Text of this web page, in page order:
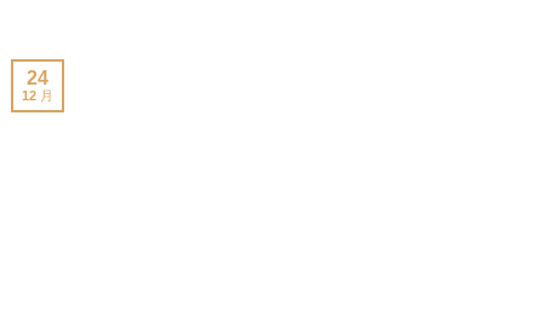
24
12 月